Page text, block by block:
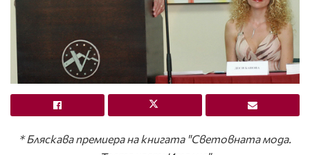
* Бляскава премиера на книгата "Световната мода.